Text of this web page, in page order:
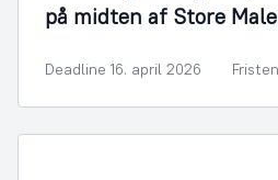
på midten af Store
Deadline 16. april 2026